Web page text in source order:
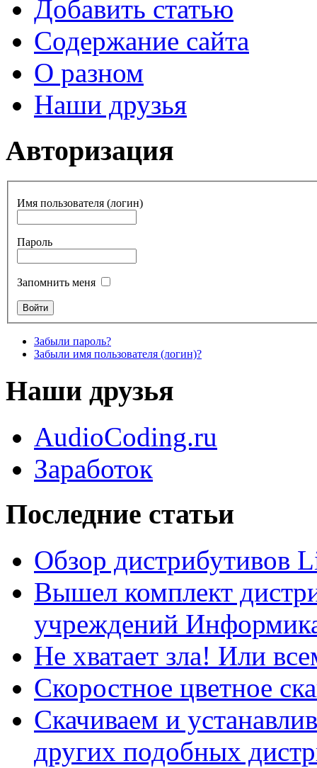
Добавить статью
Содержание сайта
О разном
Наши друзья
Авторизация
Имя пользователя (логин)
Пароль
Запомнить меня
Забыли пароль?
Забыли имя пользователя (логин)?
Наши друзья
AudioCoding.ru
Заработок
Последние статьи
Обзор дистрибутивов
Вышел комплект
учреждений
Не хватает зла! Или
Скоростное цветное
Скачиваем и
других подобных